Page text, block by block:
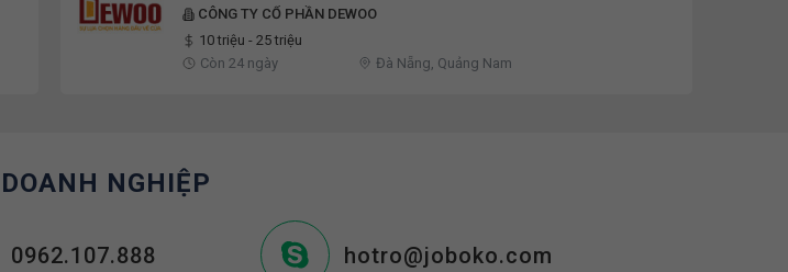
CÔNG TY CỔ PHẦN DEWOO
10 triệu - 25 triệu
Còn 24 ngày
Đà Nẵng, Quảng Nam
NGHIỆP
0962.107.888 hotro@joboko.com